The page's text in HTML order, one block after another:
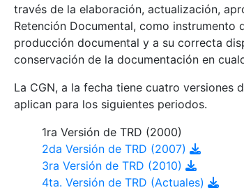
través de la elaboración, actualización,
Retención Documental, como
producción documental y a su correcta
conservación de la documentación en
La CGN, a la fecha tiene cuatro versiones
aplican para los siguientes periodos.
1ra Versión de TRD (2000)
2da Versión de TRD (2007)
3ra Versión de TRD (2010)
4ta. Versión de TRD (Actuales)